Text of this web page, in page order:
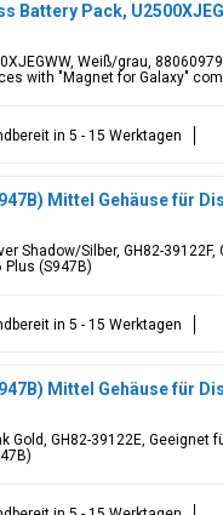
Battery Pack,
Weiß/grau,
with "Magnet for Galaxy"
in 5 - 15 Werktagen
Mittel Gehäuse für
Shadow/Silber, GH82-
Plus (S947B)
in 5 - 15 Werktagen
Mittel Gehäuse für
Gold, GH82-39122E, Geeignet